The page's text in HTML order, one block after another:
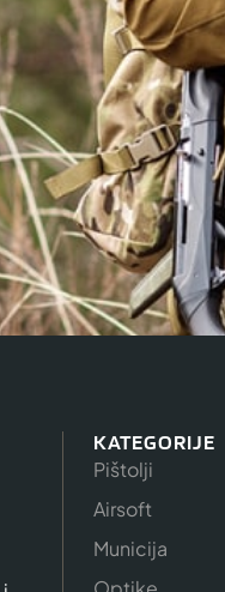
KATEGORIJE
Pištolji
Airsoft
Municija